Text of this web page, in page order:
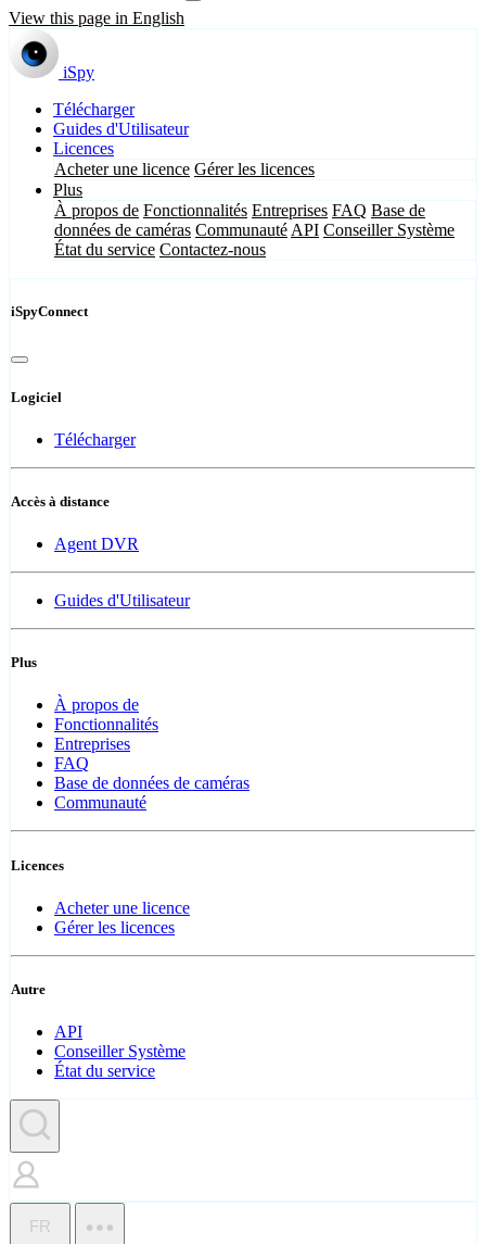
View this page in English
iSpy
Télécharger
Guides d'Utilisateur
Licences
Acheter une licence Gérer les licences
Plus
À propos de Fonctionnalités Entreprises FAQ Base de
données de caméras Communauté API Conseiller Système
État du service Contactez-nous
iSpyConnect
Logiciel
Télécharger
Accès à distance
Agent DVR
Guides d'Utilisateur
Plus
À propos de
Fonctionnalités
Entreprises
FAQ
Base de données de caméras
Communauté
Licences
Acheter une licence
Gérer les licences
Autre
API
Conseiller Système
État du service
FR